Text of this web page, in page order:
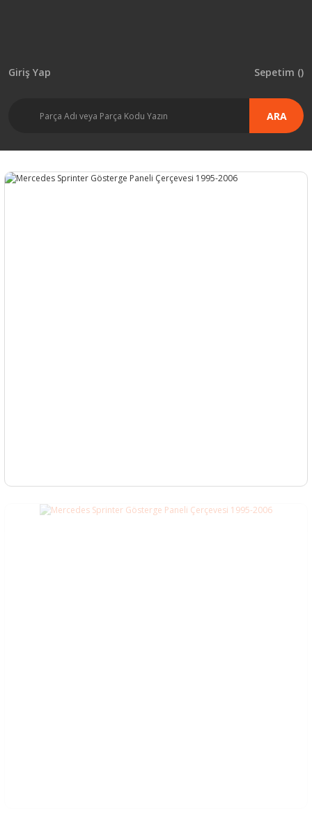
ARA
Giriş Yap Sepetim ()